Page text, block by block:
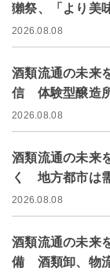
獺祭、「より美
2026.08.08
酒類流通の未来
信 体験型醸造
2026.08.08
酒類流通の未来
く 地方都市は
2026.08.08
酒類流通の未来
備 酒類卸、物